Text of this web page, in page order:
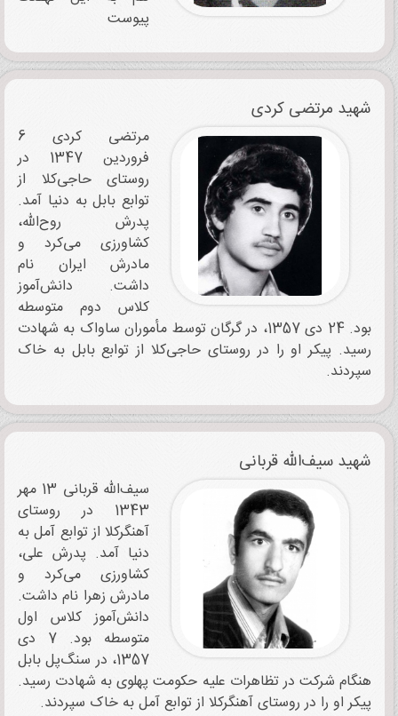
پیوست
شهید مرتضی کردی
مرتضی کردی 6
فروردین 1347 در
روستای حاجی‌کلا از
توابع بابل به دنیا آمد.
پدرش روح‌الله،
کشاورزی می‌کرد و
مادرش ایران نام
داشت. دانش‌آموز
کلاس دوم متوسطه
بود. 24 دی 1357، در گرگان توسط مأموران ساواک به شهادت
رسید. پیکر او را در روستای حاجی‌کلا از توابع بابل به خاک
سپردند.
شهید سیف‌الله قربانی
سیف‌الله قربانی 13 مهر
1343 در روستای
آهنگرکلا از توابع آمل به
دنیا آمد. پدرش علی،
کشاورزی می‌کرد و
مادرش زهرا نام داشت.
دانش‌آموز کلاس اول
متوسطه بود. 7 دی
1357، در سنگ‌پل بابل
هنگام شرکت در تظاهرات علیه حکومت پهلوی به شهادت رسید.
پیکر او را در روستای آهنگرکلا از توابع آمل به خاک سپردند.